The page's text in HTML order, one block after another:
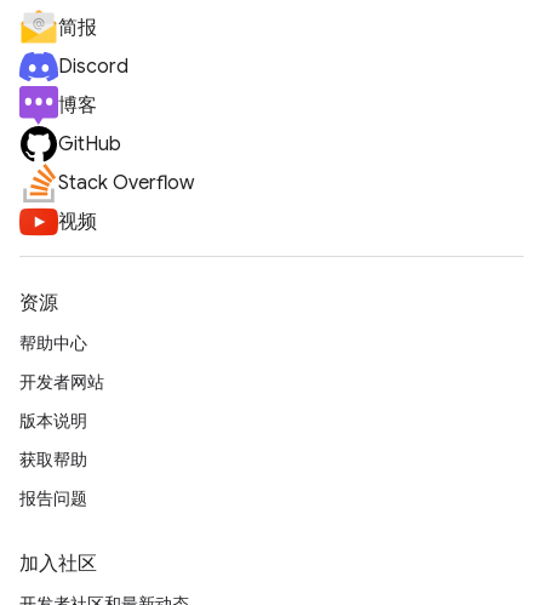
简报
Discord
博客
GitHub
Stack Overflow
视频
资源
帮助中心
开发者网站
版本说明
获取帮助
报告问题
加入社区